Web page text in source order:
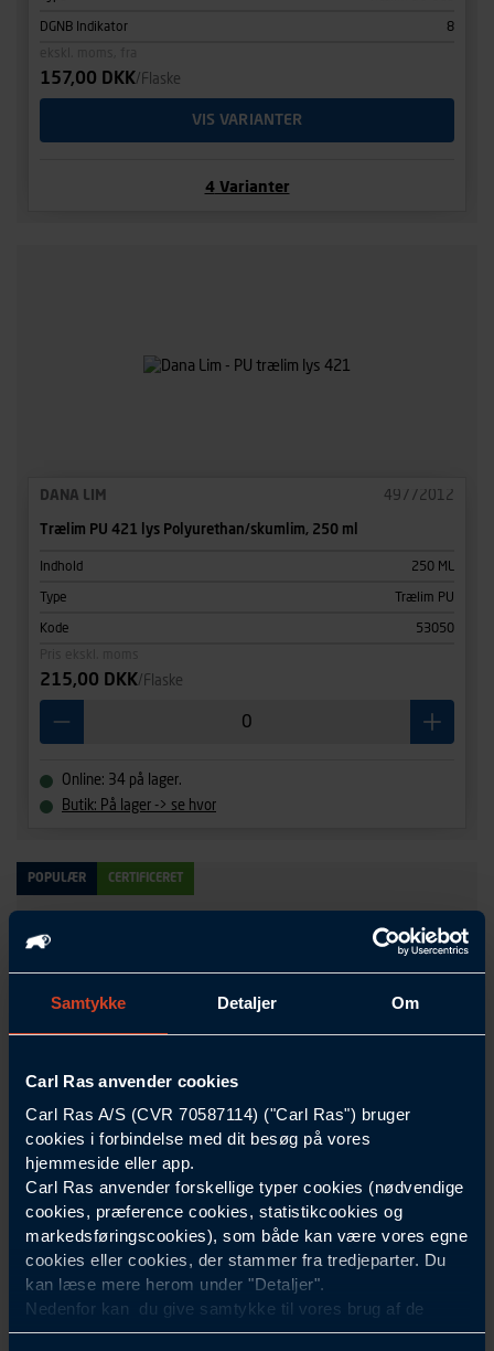
Samtykke Detaljer Om
Carl Ras anvender cookies
Carl Ras A/S (CVR 70587114) ("Carl Ras") bruger
cookies i forbindelse med dit besøg på vores
hjemmeside eller app.
Carl Ras anvender forskellige typer cookies (nødvendige
cookies, præference cookies, statistikcookies og
markedsføringscookies), som både kan være vores egne
cookies eller cookies, der stammer fra tredjeparter. Du
kan læse mere herom under "Detaljer".
Nedenfor kan du give samtykke til vores brug af de
cookies, som ikke er nødvendige for at hjemmesiden
DGNB Indikator
8
157,00 DKK/Flaske
VIS VARIANTER
4Varianter
DANA LIM 49772012
Trælim PU 421 lys Polyurethan/skumlim, 250 ml
Indhold 250 ML
Type Trælim PU
Kode
53050
215,00 DKK/Flaske
Online: 34 på lager.
Butik: På lager -> se hvor
POPULÆR CERTIFICERET
SOUDAL +2varianter
Fix All Turbo
Indhold ml 290
Farve Flere varianter
DGNB Indikator
11/13